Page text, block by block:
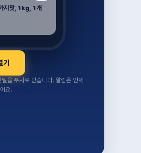
지맛, 1kg, 1개
기
을 푸시로 받습니다. 알림은 언제
요.